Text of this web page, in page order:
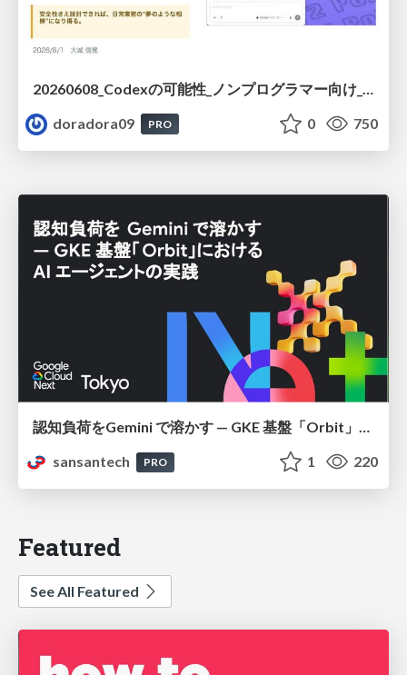
doradora09
PRO 0 750
認知負荷をGemini で溶かす — GKE 基盤「Orbit」における AI エージェントの実践
sansantech
PRO 1 220
Featured
See All Featured